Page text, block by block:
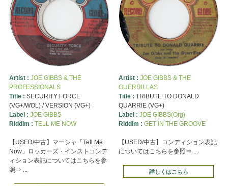
Artist : JOE GIBBS & THE
PROFESSIONALS
Title : SECURITY FORCE
(VG+/WOL) / VERSION (VG+)
Label : JOE GIBBS
Riddim : TELL ME NOW
【USED/中古】マーシャ「Tell Me
Now」ロッカーズ・インストコンデ
ィション表記についてはこちらを参
照⇒ ...
Artist : JOE GIBBS & THE
GUERRILLAS
Title : TRIBUTE TO DONALD
QUARRIE (VG+)
Label : JOE GIBBS(Org)
Riddim : GET IN THE GROOVE
【USED/中古】コンディション表記
についてはこちらを参照⇒ ...
詳しくはこちら